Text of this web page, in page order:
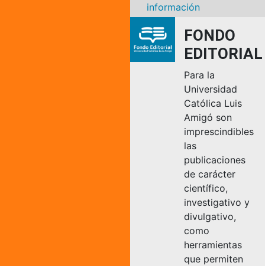
información
FONDO
EDITORIAL
Para la
Universidad
Católica Luis
Amigó son
imprescindibles
las
publicaciones
de carácter
científico,
investigativo y
divulgativo,
como
herramientas
que permiten